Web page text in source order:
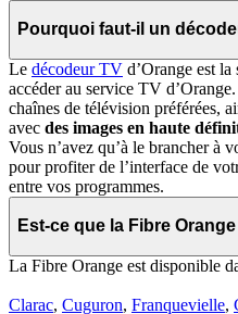
Pourquoi faut-il un
Le décodeur TV d’Orange est
accéder au service TV
chaînes de télévision préférées,
avec des images en haute
Vous n’avez qu’à le brancher à
pour profiter de l’interface de
entre vos programmes.
Est-ce que la Fibre
La Fibre Orange est disponible
Clarac, Cuguron, Franquevielle,